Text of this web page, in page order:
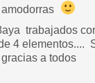
trabajados
4 elementos....
gracias a